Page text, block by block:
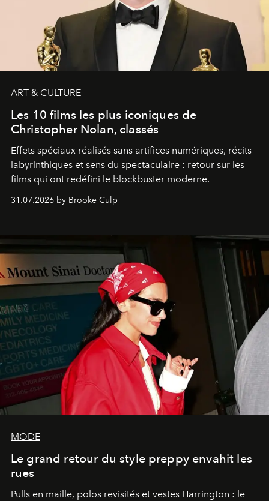
ART & CULTURE
Les 10 films les plus iconiques de
Christopher Nolan, classés
Effets spéciaux réalisés sans artifices numériques, récits
labyrinthiques et sens du spectaculaire : retour sur les
films qui ont redéfini le blockbuster moderne.
31.07.2026 by Brooke Culp
MODE
Le grand retour du style preppy envahit les
rues
Pulls en maille, polos revisités et vestes Harrington : le